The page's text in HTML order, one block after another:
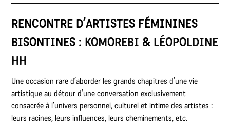
RENCONTRE D’ARTISTES FÉMININES
BISONTINES : KOMOREBI & LÉOPOLDINE
HH
Une occasion rare d’aborder les grands chapitres d’une vie
artistique au détour d’une conversation exclusivement
consacrée à l’univers personnel, culturel et intime des artistes :
leurs racines, leurs influences, leurs cheminements, etc.